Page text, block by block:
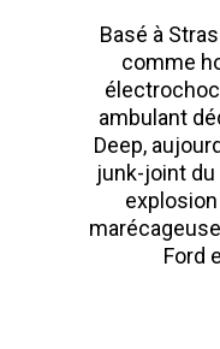
Basé à
comme
ambulant
Deep,
junk-joint
Ford